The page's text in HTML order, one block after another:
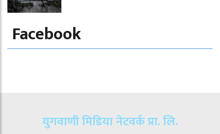
Facebook
युगवाणी मिडिया नेटवर्क प्रा. लि.